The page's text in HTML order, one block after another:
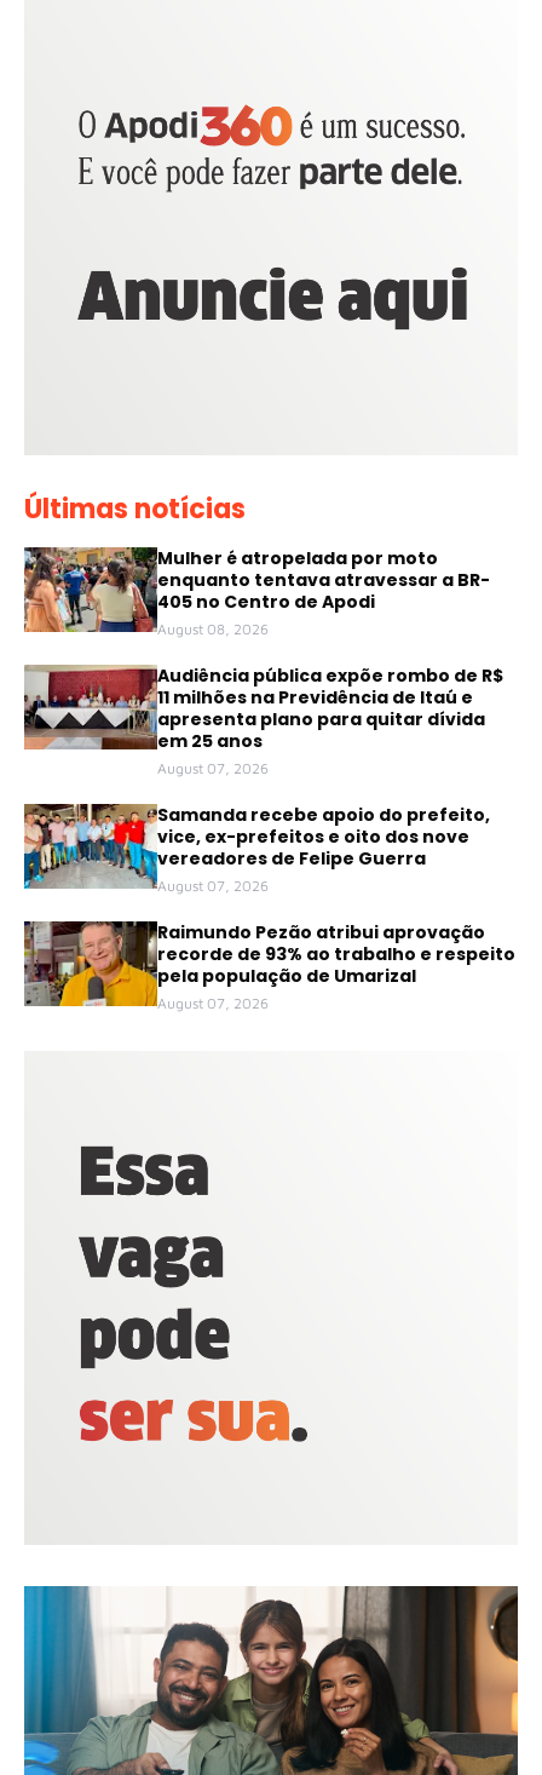
Últimas notícias
Mulher é atropelada por moto
enquanto tentava atravessar a BR-
405 no Centro de Apodi
August 08, 2026
Audiência pública expõe rombo de R$
11 milhões na Previdência de Itaú e
apresenta plano para quitar dívida
em 25 anos
August 07, 2026
Samanda recebe apoio do prefeito,
vice, ex-prefeitos e oito dos nove
vereadores de Felipe Guerra
August 07, 2026
Raimundo Pezão atribui aprovação
recorde de 93% ao trabalho e respeito
pela população de Umarizal
August 07, 2026